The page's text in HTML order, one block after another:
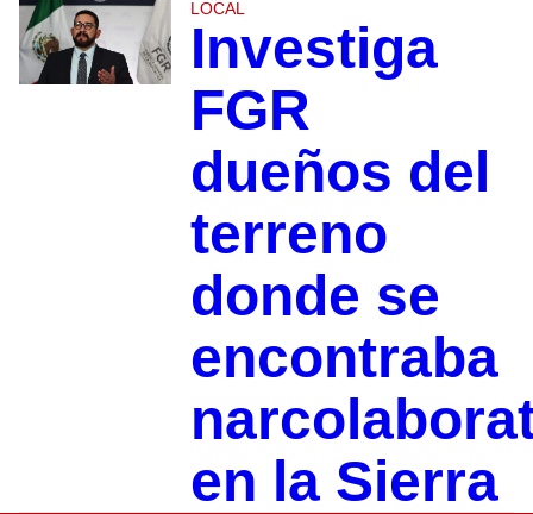
LOCAL
Investiga
FGR
dueños del
terreno
donde se
encontraba
en la Sierra